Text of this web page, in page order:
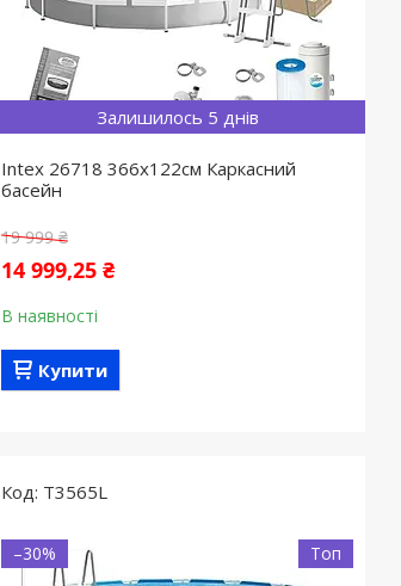
Залишилось 5 днів
Intex 26718 366х122см Каркасний
басейн
19 999 ₴
14 999,25 ₴
В наявності
Купити
T3565L
Топ
–30%